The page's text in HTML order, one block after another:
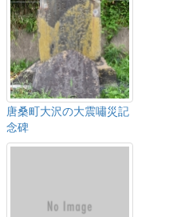
唐桑町大沢の大震嘯災記
念碑